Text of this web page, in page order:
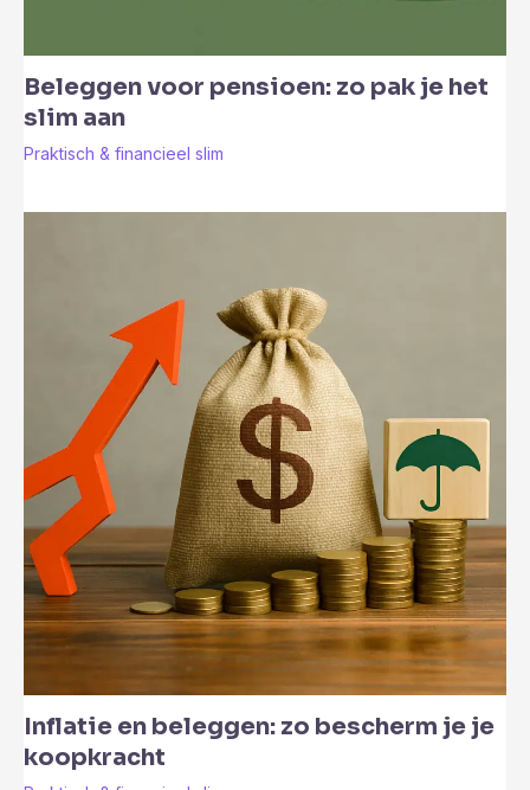
Beleggen voor pensioen: zo pak je het
slim aan
Praktisch & financieel slim
Inflatie en beleggen: zo bescherm je je
koopkracht